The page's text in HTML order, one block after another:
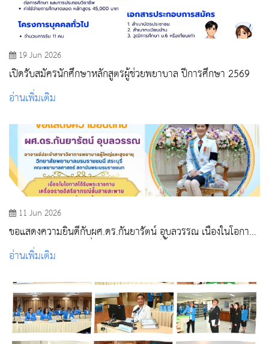
19 Jun 2026
เปิดรับสมัครนักศึกษาหลักสูตรผู้ช่วยพยาบาล ปีการศึกษา 2569
อ่านเพิ่มเติม
11 Jun 2026
ขอแสดงความยินดีกับผศ.ดร.กันยารัตน์ อุบลวรรณ เนื่องในโอกาส
ได้รับพระราชทานเครื่องราชอิสริยาภรณ์ชั้นสายสะพายประถมาภ
รณ์มงกุฎไทย
อ่านเพิ่มเติม